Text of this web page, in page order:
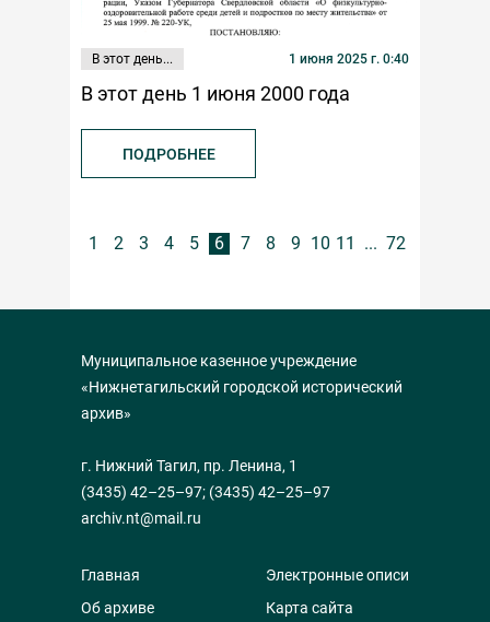
В этот день... 1 июня 2025 г. 0:40
В этот день 1 июня 2000 года
ПОДРОБНЕЕ
1 2 3 4 5 6 7 8 9 10 11 ... 72
Муниципальное казенное учреждение
«Нижнетагильский городской исторический
архив»
г. Нижний Тагил, пр. Ленина, 1
(3435) 42–25–97; (3435) 42–25–97
archiv.nt@mail.ru
Главная
Об архиве
Электронные описи
Карта сайта